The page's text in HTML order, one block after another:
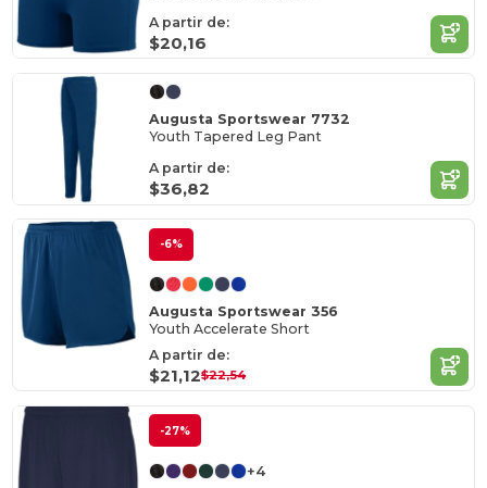
A partir de:
$20,16
Augusta Sportswear 7732
Youth Tapered Leg Pant
A partir de:
$36,82
-6%
Augusta Sportswear 356
Youth Accelerate Short
A partir de:
$21,12$22,54
-27%
+4